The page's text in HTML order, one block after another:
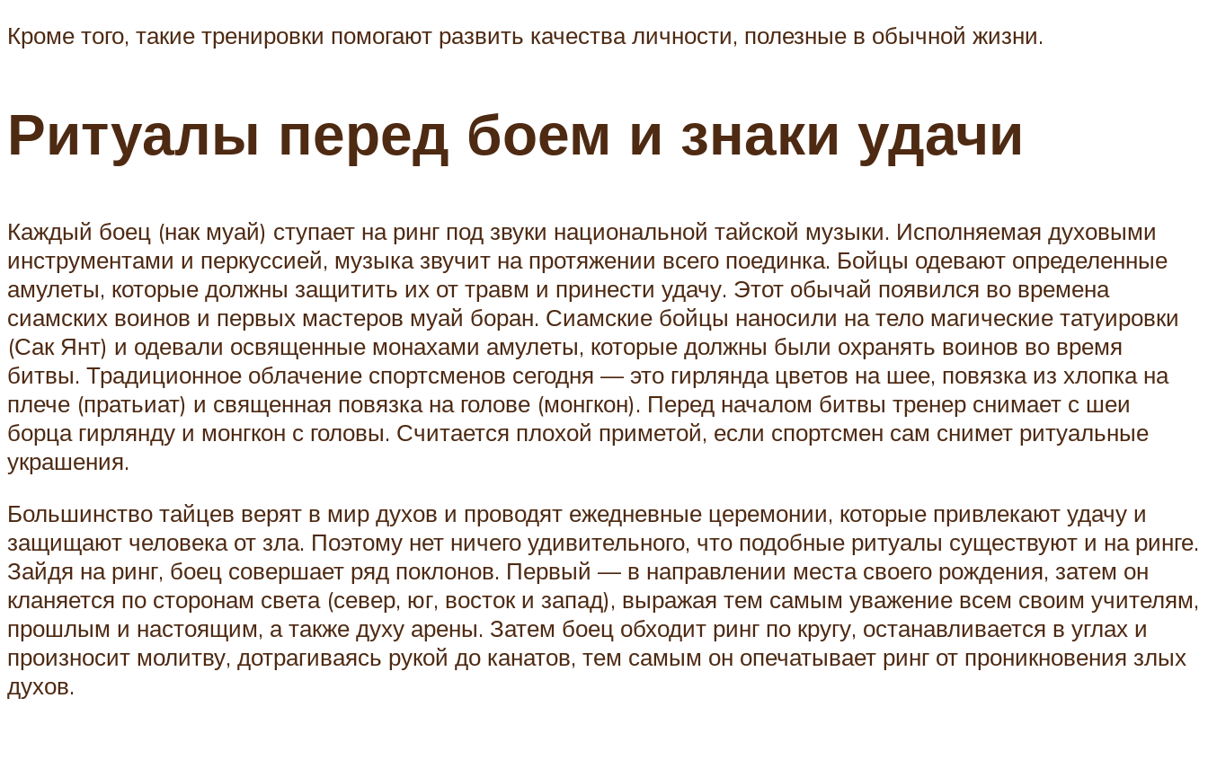
Кроме того, такие тренировки помогают развить качества личности, полезные в обычной жизни.
Ритуалы перед боем и знаки удачи
Каждый боец (нак муай) ступает на ринг под звуки национальной тайской музыки. Исполняемая духовыми
инструментами и перкуссией, музыка звучит на протяжении всего поединка. Бойцы одевают определенные
амулеты, которые должны защитить их от травм и принести удачу. Этот обычай появился во времена
сиамских воинов и первых мастеров муай боран. Сиамские бойцы наносили на тело магические татуировки
(Сак Янт) и одевали освященные монахами амулеты, которые должны были охранять воинов во время
битвы. Традиционное облачение спортсменов сегодня — это гирлянда цветов на шее, повязка из хлопка на
плече (пратьиат) и священная повязка на голове (монгкон). Перед началом битвы тренер снимает с шеи
борца гирлянду и монгкон с головы. Считается плохой приметой, если спортсмен сам снимет ритуальные
украшения.
Большинство тайцев верят в мир духов и проводят ежедневные церемонии, которые привлекают удачу и
защищают человека от зла. Поэтому нет ничего удивительного, что подобные ритуалы существуют и на ринге.
Зайдя на ринг, боец совершает ряд поклонов. Первый — в направлении места своего рождения, затем он
кланяется по сторонам света (север, юг, восток и запад), выражая тем самым уважение всем своим учителям,
прошлым и настоящим, а также духу арены. Затем боец обходит ринг по кругу, останавливается в углах и
произносит молитву, дотрагиваясь рукой до канатов, тем самым он опечатывает ринг от проникновения злых
духов.